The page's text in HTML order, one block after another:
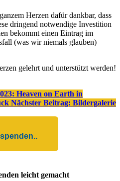
Herzen dafür dankbar, dass
dringend notwendige Investition
bekommt einen Eintrag im
(was wir niemals glauben)
gelehrt und unterstützt werden!
Heaven on Earth in
Nächster Beitrag: Bildergalerie
leicht gemacht